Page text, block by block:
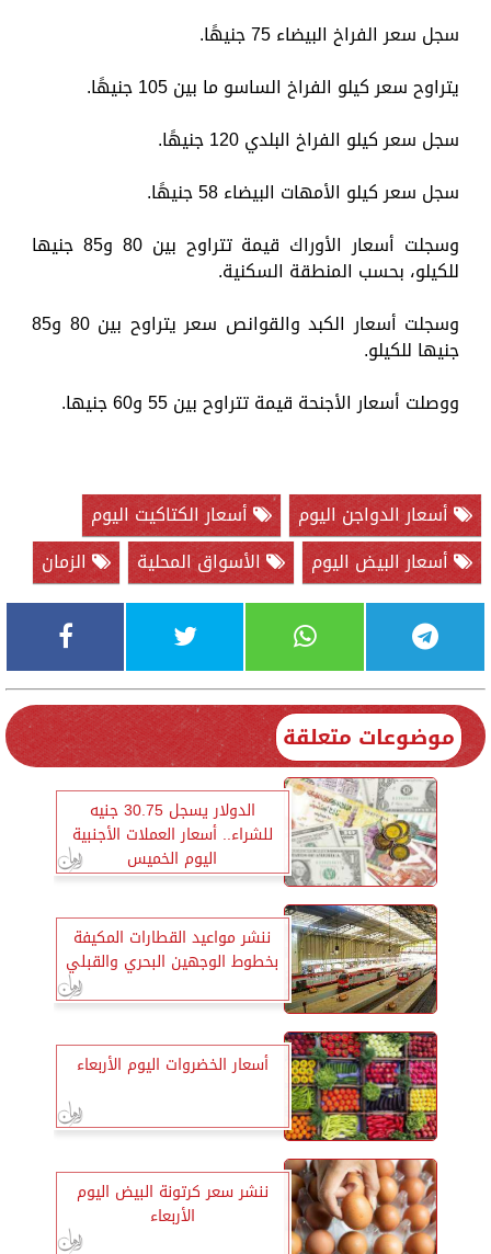
سجل سعر الفراخ البيضاء 75 جنيهًا.
يتراوح سعر كيلو الفراخ الساسو ما بين 105 جنيهًا.
سجل سعر كيلو الفراخ البلدي 120 جنيهًا.
سجل سعر كيلو الأمهات البيضاء 58 جنيهًا.
وسجلت أسعار الأوراك قيمة تتراوح بين 80 و85 جنيها
للكيلو، بحسب المنطقة السكنية.
وسجلت أسعار الكبد والقوانص سعر يتراوح بين 80 و85
جنيها للكيلو.
ووصلت أسعار الأجنحة قيمة تتراوح بين 55 و60 جنيها.
أسعار الدواجن اليوم
أسعار الكتاكيت اليوم
أسعار البيض اليوم
الأسواق المحلية الزمان
موضوعات متعلقة
الدولار يسجل 30.75 جنيه
للشراء.. أسعار العملات الأجنبية
اليوم الخميس
ننشر مواعيد القطارات المكيفة
بخطوط الوجهين البحري والقبلي
أسعار الخضروات اليوم الأربعاء
ننشر سعر كرتونة البيض اليوم
الأربعاء